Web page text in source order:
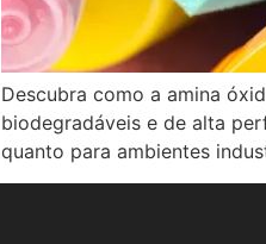
Descubra como a amina
biodegradáveis e de alta
quanto para ambientes